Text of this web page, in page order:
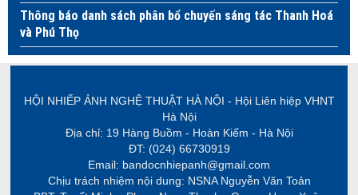
Thông báo danh sách phân bổ chuyến sáng tác Thanh Hoá
và Phú Thọ
HỘI NHIẾP ẢNH NGHỆ THUẬT HÀ NỘI - Hội Liên hiệp VHNT
Hà Nội
Địa chỉ: 19 Hàng Buồm - Hoàn Kiếm - Hà Nội
ĐT: (024) 66730919
Email: bandocnhiepanh@gmail.com
Chịu trách nhiệm nội dung: NSNA Nguyễn Văn Toản